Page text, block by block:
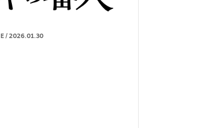
/2026.01.30